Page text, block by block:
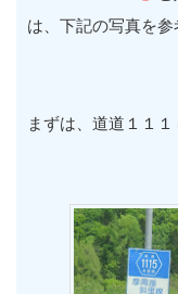
は、下記の写真を参
まずは、道道１１１